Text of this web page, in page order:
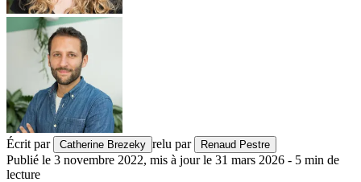
Écrit par Catherine Brezeky relu par Renaud Pestre
Publié le 3 novembre 2022, mis à jour le 31 mars 2026 - 5 min de
lecture